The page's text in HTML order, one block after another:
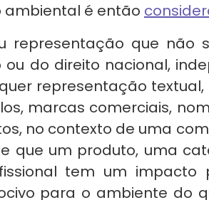
ambiental é então
representação que não
do direito nacional,
representação
marcas comerciais,
no contexto de uma
que um produto, uma
tem um impacto
para o ambiente do